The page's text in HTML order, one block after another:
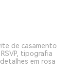
de casamento
tipografia
em rosa